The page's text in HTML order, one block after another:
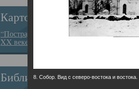
Картотека
“Пострадавшие за веру в
XX веке на Севере”
Библиотека8. Собор. Вид с северо-востока и востока.